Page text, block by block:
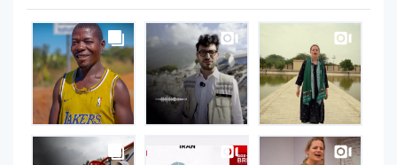
UNOPS
on
Instagram